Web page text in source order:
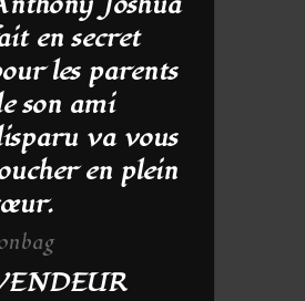
en secret
les parents
son ami
va vous
en plein